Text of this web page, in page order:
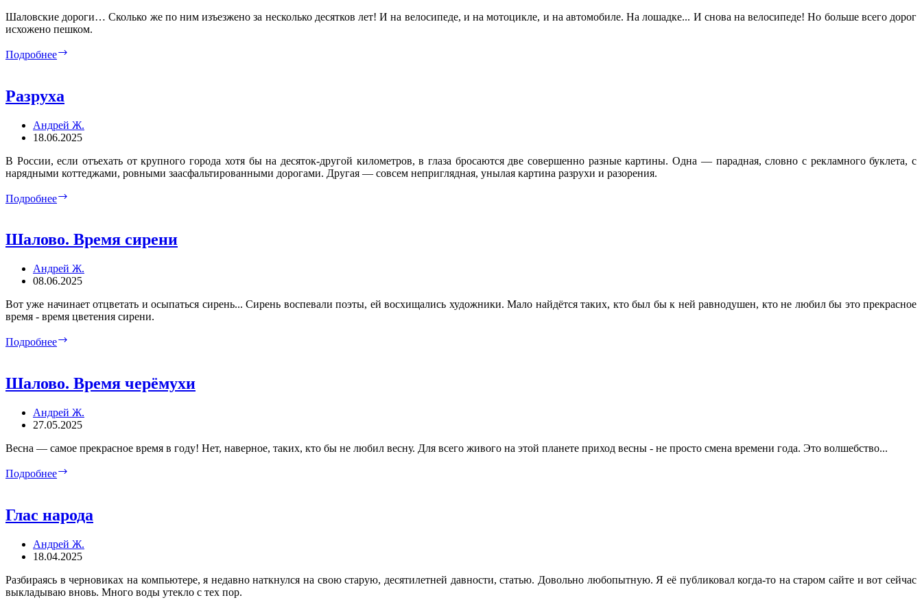
Шаловские дороги… Сколько же по ним изъезжено за несколько десятков лет! И на велосипеде, и на мотоцикле, и на автомобиле. На лошадке... И снова на велосипеде! Но больше всего дорог
исхожено пешком.
Подробнее
Разруха
Андрей Ж.
18.06.2025
В России, если отъехать от крупного города хотя бы на десяток-другой километров, в глаза бросаются две совершенно разные картины. Одна — парадная, словно с рекламного буклета, с
нарядными коттеджами, ровными заасфальтированными дорогами. Другая — совсем неприглядная, унылая картина разрухи и разорения.
Подробнее
Шалово. Время сирени
Андрей Ж.
08.06.2025
Вот уже начинает отцветать и осыпаться сирень... Сирень воспевали поэты, ей восхищались художники. Мало найдётся таких, кто был бы к ней равнодушен, кто не любил бы это прекрасное
время - время цветения сирени.
Подробнее
Шалово. Время черёмухи
Андрей Ж.
27.05.2025
Весна — самое прекрасное время в году! Нет, наверное, таких, кто бы не любил весну. Для всего живого на этой планете приход весны - не просто смена времени года. Это волшебство...
Подробнее
Глас народа
Андрей Ж.
18.04.2025
Разбираясь в черновиках на компьютере, я недавно наткнулся на свою старую, десятилетней давности, статью. Довольно любопытную. Я её публиковал когда-то на старом сайте и вот сейчас
выкладываю вновь. Много воды утекло с тех пор.